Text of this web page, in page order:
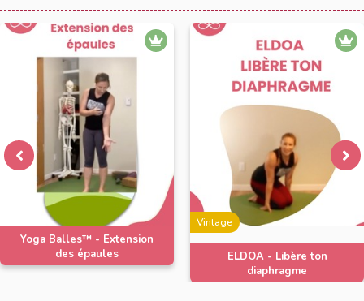
Yoga Balles™️ - Extension
des épaules
Vintage
ELDOA - Libère ton
diaphragme